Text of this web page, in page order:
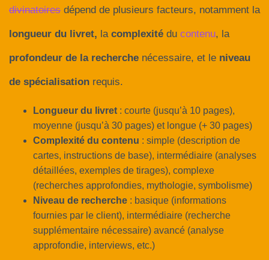
G
divinatoires dépend de plusieurs facteurs, notamment la
longueur du livret, la complexité du contenu, la
profondeur de la recherche nécessaire, et le niveau
de spécialisation requis.
Longueur du livret : courte (jusqu’à 10 pages),
moyenne (jusqu’à 30 pages) et longue (+ 30 pages)
Complexité du contenu : simple (description de
cartes, instructions de base), intermédiaire (analyses
détaillées, exemples de tirages), complexe
(recherches approfondies, mythologie, symbolisme)
Niveau de recherche : basique (informations
fournies par le client), intermédiaire (recherche
supplémentaire nécessaire) avancé (analyse
approfondie, interviews, etc.)